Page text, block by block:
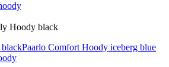
Hoody black
Paarlo Comfort Hoody iceberg blue